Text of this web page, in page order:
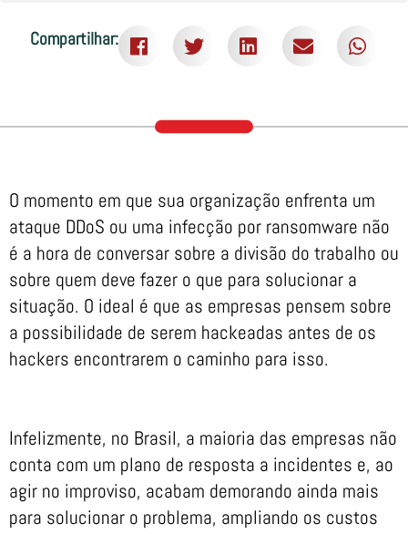
Compartilhar:
O momento em que sua organização enfrenta um
ataque DDoS ou uma infecção por ransomware não
é a hora de conversar sobre a divisão do trabalho ou
sobre quem deve fazer o que para solucionar a
situação. O ideal é que as empresas pensem sobre
a possibilidade de serem hackeadas antes de os
hackers encontrarem o caminho para isso.
Infelizmente, no Brasil, a maioria das empresas não
conta com um plano de resposta a incidentes e, ao
agir no improviso, acabam demorando ainda mais
para solucionar o problema, ampliando os custos